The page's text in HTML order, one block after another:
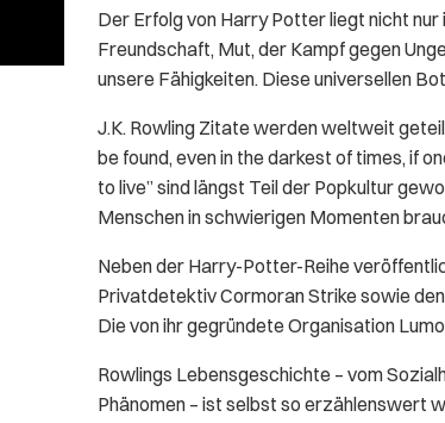
Der Erfolg von Harry Potter liegt nicht
Freundschaft, Mut, der Kampf gegen
unsere Fähigkeiten. Diese universellen
J.K. Rowling Zitate werden weltweit
be found, even in the darkest of times, if
to live” sind längst Teil der Popkultur
Menschen in schwierigen Momenten
Neben der Harry-Potter-Reihe
Privatdetektiv Cormoran Strike sowie
Die von ihr gegründete Organisation
Rowlings Lebensgeschichte – vom
Phänomen – ist selbst so erzählenswert